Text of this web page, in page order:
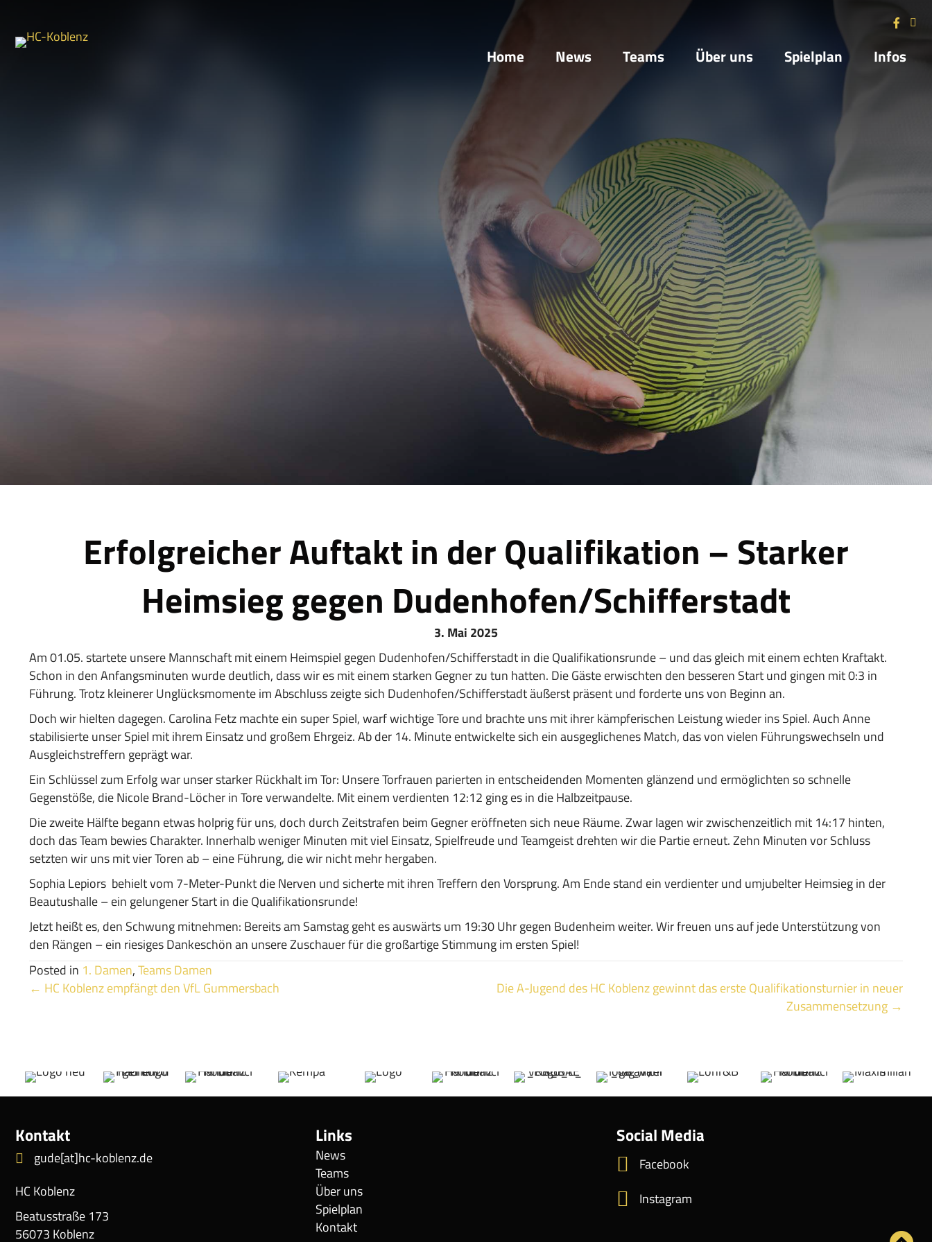
Home News Teams Über uns Spielplan Infos
Erfolgreicher Auftakt in der Qualifikation – Starker
Heimsieg gegen Dudenhofen/Schifferstadt
3. Mai 2025
Am 01.05. startete unsere Mannschaft mit einem Heimspiel gegen Dudenhofen/Schifferstadt in die Qualifikationsrunde – und das gleich mit einem echten Kraftakt.
Schon in den Anfangsminuten wurde deutlich, dass wir es mit einem starken Gegner zu tun hatten. Die Gäste erwischten den besseren Start und gingen mit 0:3 in
Führung. Trotz kleinerer Unglücksmomente im Abschluss zeigte sich Dudenhofen/Schifferstadt äußerst präsent und forderte uns von Beginn an.
Doch wir hielten dagegen. Carolina Fetz machte ein super Spiel, warf wichtige Tore und brachte uns mit ihrer kämpferischen Leistung wieder ins Spiel. Auch Anne
stabilisierte unser Spiel mit ihrem Einsatz und großem Ehrgeiz. Ab der 14. Minute entwickelte sich ein ausgeglichenes Match, das von vielen Führungswechseln und
Ausgleichstreffern geprägt war.
Ein Schlüssel zum Erfolg war unser starker Rückhalt im Tor: Unsere Torfrauen parierten in entscheidenden Momenten glänzend und ermöglichten so schnelle
Gegenstöße, die Nicole Brand-Löcher in Tore verwandelte. Mit einem verdienten 12:12 ging es in die Halbzeitpause.
Die zweite Hälfte begann etwas holprig für uns, doch durch Zeitstrafen beim Gegner eröffneten sich neue Räume. Zwar lagen wir zwischenzeitlich mit 14:17 hinten,
doch das Team bewies Charakter. Innerhalb weniger Minuten mit viel Einsatz, Spielfreude und Teamgeist drehten wir die Partie erneut. Zehn Minuten vor Schluss
setzten wir uns mit vier Toren ab – eine Führung, die wir nicht mehr hergaben.
Sophia Lepiors behielt vom 7-Meter-Punkt die Nerven und sicherte mit ihren Treffern den Vorsprung. Am Ende stand ein verdienter und umjubelter Heimsieg in der
Beautushalle – ein gelungener Start in die Qualifikationsrunde!
Jetzt heißt es, den Schwung mitnehmen: Bereits am Samstag geht es auswärts um 19:30 Uhr gegen Budenheim weiter. Wir freuen uns auf jede Unterstützung von
den Rängen – ein riesiges Dankeschön an unsere Zuschauer für die großartige Stimmung im ersten Spiel!
Posted in 1. Damen,Teams Damen
Posts
← HC Koblenz empfängt den VfL Gummersbach
Die A-Jugend des HC Koblenz gewinnt das erste Qualifikationsturnier in neuer
Zusammensetzung →
Kontakt
gude[at]hc-koblenz.de
HC Koblenz
Beatusstraße 173
56073 Koblenz
Links
News
Teams
Über uns
Spielplan
Kontakt
Social Media
Facebook
Instagram